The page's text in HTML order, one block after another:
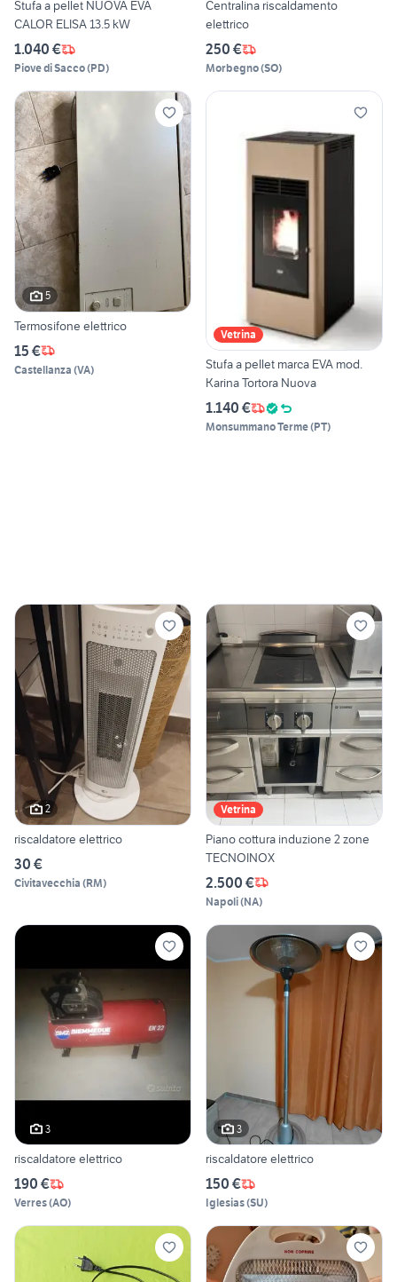
Stufa a pellet NUOVA EVA
CALOR ELISA 13.5 kW
1.040 €
Piove di Sacco(PD)
Centralina riscaldamento
elettrico
250 €
Morbegno(SO)
5
Termosifone elettrico
15 €
Castellanza (VA)
Vetrina
Stufa a pellet marca EVA mod.
Karina Tortora Nuova
1.140 €
Monsummano Terme(PT)
2
riscaldatore elettrico
30 €
Civitavecchia (RM)
Vetrina
Piano cottura induzione 2 zone
TECNOINOX
2.500 €
Napoli(NA)
3
riscaldatore elettrico
190 €
Verres(AO)
3
riscaldatore elettrico
150 €
Iglesias(SU)